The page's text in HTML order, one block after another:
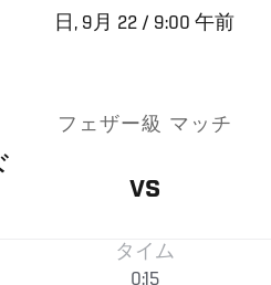
日, 9月 22 / 9:00 午前
フェザー級 マッチ
VS
タイム
0:15